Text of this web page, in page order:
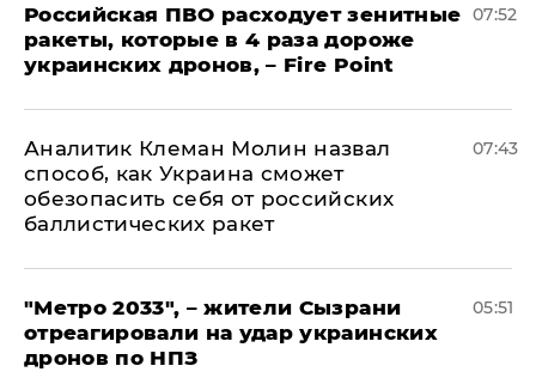
Российская ПВО расходует зенитные
ракеты, которые в 4 раза дороже
украинских дронов, – Fire Point
07:52
Аналитик Клеман Молин назвал
способ, как Украина сможет
обезопасить себя от российских
баллистических ракет
07:43
"Метро 2033", – жители Сызрани
отреагировали на удар украинских
дронов по НПЗ
05:51